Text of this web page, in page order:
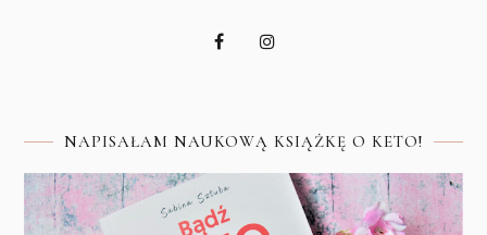
NAPISAŁAM NAUKOWĄ KSIĄŻKĘ O KETO!